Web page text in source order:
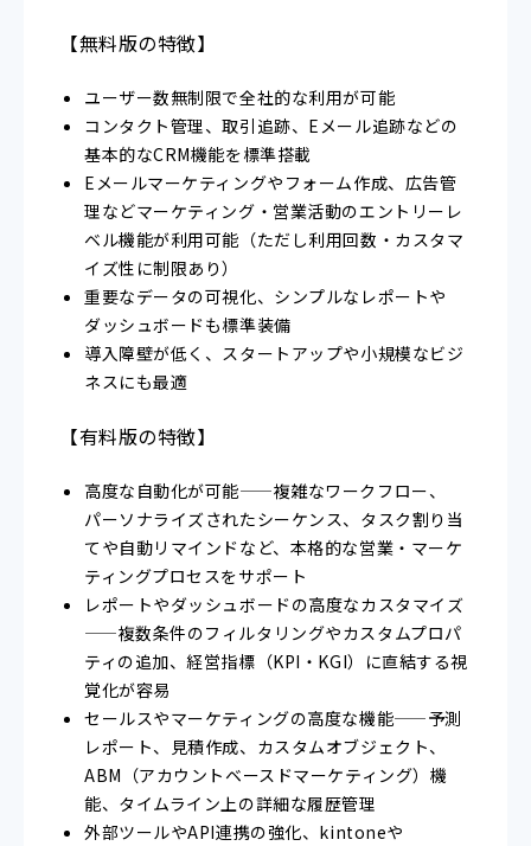
【無料版の特徴】
ユーザー数無制限で全社的な利用が可能
コンタクト管理、取引追跡、Eメール追跡などの
基本的なCRM機能を標準搭載
Eメールマーケティングやフォーム作成、広告管
理などマーケティング・営業活動のエントリーレ
ベル機能が利用可能（ただし利用回数・カスタマ
イズ性に制限あり）
重要なデータの可視化、シンプルなレポートや
ダッシュボードも標準装備
導入障壁が低く、スタートアップや小規模なビジ
ネスにも最適
【有料版の特徴】
高度な自動化が可能——複雑なワークフロー、
パーソナライズされたシーケンス、タスク割り当
てや自動リマインドなど、本格的な営業・マーケ
ティングプロセスをサポート
レポートやダッシュボードの高度なカスタマイズ
——複数条件のフィルタリングやカスタムプロパ
ティの追加、経営指標（KPI・KGI）に直結する視
覚化が容易
セールスやマーケティングの高度な機能——予測
レポート、見積作成、カスタムオブジェクト、
ABM（アカウントベースドマーケティング）機
能、タイムライン上の詳細な履歴管理
外部ツールやAPI連携の強化、kintoneや